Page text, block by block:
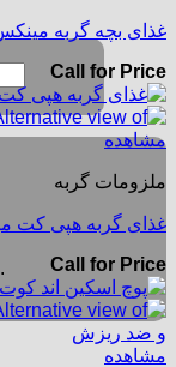
هیچ محصولی در سبد خرید نیست.
غذای بچه گربه
Call for Price
مشاهده
ملزومات گربه
غذای گربه هپی کت
Call for Price
مشاهده